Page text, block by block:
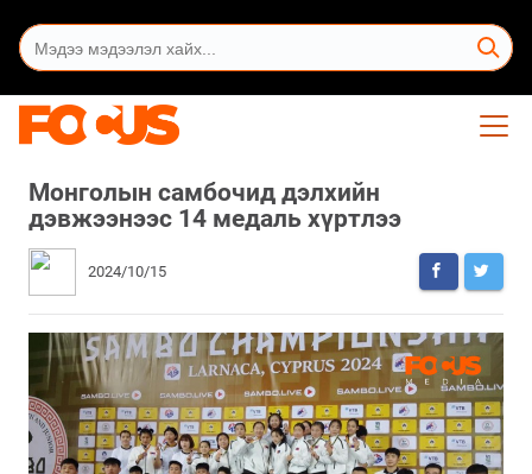
Монголын самбочид дэлхийн
дэвжээнээс 14 медаль хүртлээ
2024/10/15